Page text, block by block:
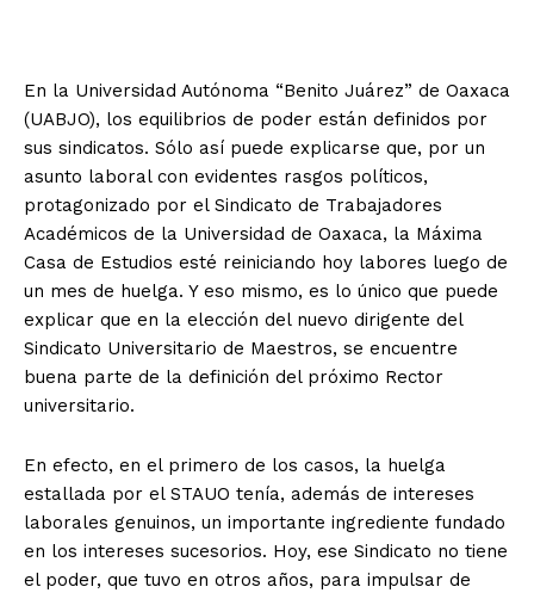
En la Universidad Autónoma “Benito Juárez” de Oaxaca
(UABJO), los equilibrios de poder están definidos por
sus sindicatos. Sólo así puede explicarse que, por un
asunto laboral con evidentes rasgos políticos,
protagonizado por el Sindicato de Trabajadores
Académicos de la Universidad de Oaxaca, la Máxima
Casa de Estudios esté reiniciando hoy labores luego de
un mes de huelga. Y eso mismo, es lo único que puede
explicar que en la elección del nuevo dirigente del
Sindicato Universitario de Maestros, se encuentre
buena parte de la definición del próximo Rector
universitario.
En efecto, en el primero de los casos, la huelga
estallada por el STAUO tenía, además de intereses
laborales genuinos, un importante ingrediente fundado
en los intereses sucesorios. Hoy, ese Sindicato no tiene
el poder, que tuvo en otros años, para impulsar de